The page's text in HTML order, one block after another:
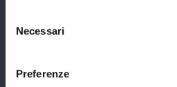
delNecessari
Preferenze